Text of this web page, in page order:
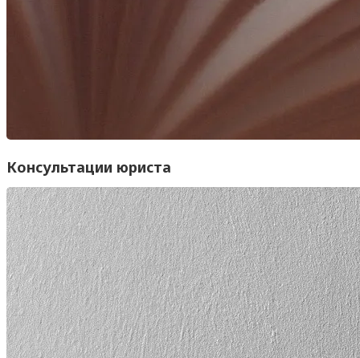
Консультации юриста